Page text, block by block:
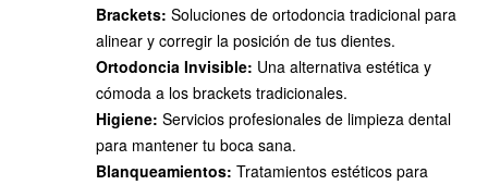
Brackets: Soluciones de ortodoncia tradicional para
alinear y corregir la posición de tus dientes.
Ortodoncia Invisible: Una alternativa estética y
cómoda a los brackets tradicionales.
Higiene: Servicios profesionales de limpieza dental
para mantener tu boca sana.
Blanqueamientos: Tratamientos estéticos para